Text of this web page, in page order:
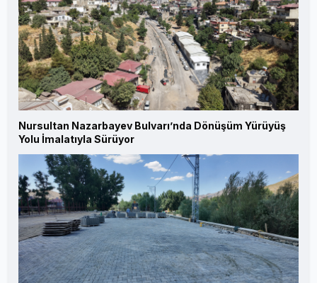
Nursultan Nazarbayev Bulvarı’nda Dönüşüm Yürüyüş
Yolu İmalatıyla Sürüyor